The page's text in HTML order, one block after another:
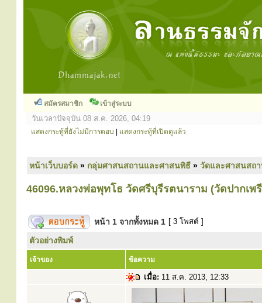
สมัครสมาชิก เข้าสู่ระบบ
วันเวลาปัจจุบัน 08 ส.ค. 2026, 04:19
แสดงกระทู้ที่ยังไม่มีการตอบ แสดงกระทู้ที่เปิดดูแล้ว
หน้าเว็บบอร์ด » กลุ่มศาสนสถานและศาสนพิธี » วัดและศาสนสถ
46096.หลวงพ่อพุทโธ วัดศรีบุรีรตนาราม (วัดปากเพ
หน้า 1 จากทั้งหมด 1 [ 3 โพสต์ ]
ตัวอย่างพิมพ์
เจ้าของ ข้อความ
เมื่อ: 11 ส.ค. 2013, 12:33